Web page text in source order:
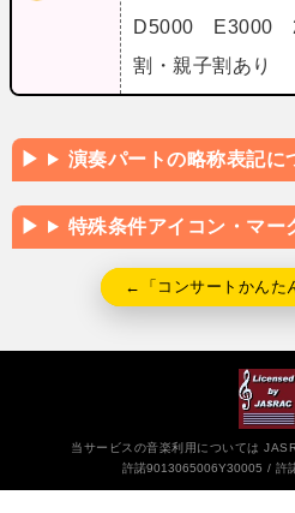
D5000 E3000
割・親子割あり
演奏パートの略称表記に
特殊条件アイコン・マー
←「コンサートかんた
当サービスの音楽利用については
許諾9013065006Y30005
許